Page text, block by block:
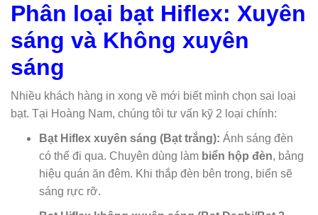
Phân loại bạt Hiflex: Xuyên
sáng và Không xuyên
sáng
Nhiều khách hàng in xong về mới biết mình chọn sai loại
bạt. Tại Hoàng Nam, chúng tôi tư vấn kỹ 2 loại chính:
Bạt Hiflex xuyên sáng (Bạt trắng): Ánh sáng đèn
có thể đi qua. Chuyên dùng làm biển hộp đèn, bảng
hiệu quán ăn đêm. Khi thắp đèn bên trong, biển sẽ
sáng rực rỡ.